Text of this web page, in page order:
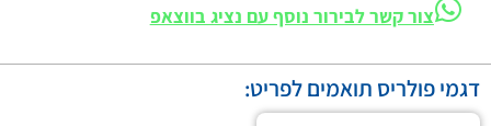
צור קשר לבירור נוסף עם נציג בווצאפ
דגמי פולריס תואמים לפריט: